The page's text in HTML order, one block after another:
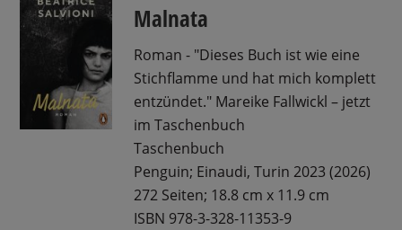
Malnata
Roman - "Dieses Buch ist wie eine
Stichflamme und hat mich komplett
entzündet." Mareike Fallwickl – jetzt
im Taschenbuch
Taschenbuch
Penguin; Einaudi, Turin 2023 (2026)
272 Seiten; 18.8 cm x 11.9 cm
ISBN 978-3-328-11353-9